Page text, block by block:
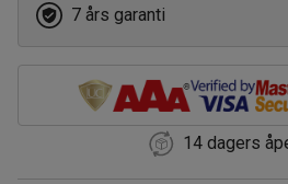
7 års garanti
14 dagers